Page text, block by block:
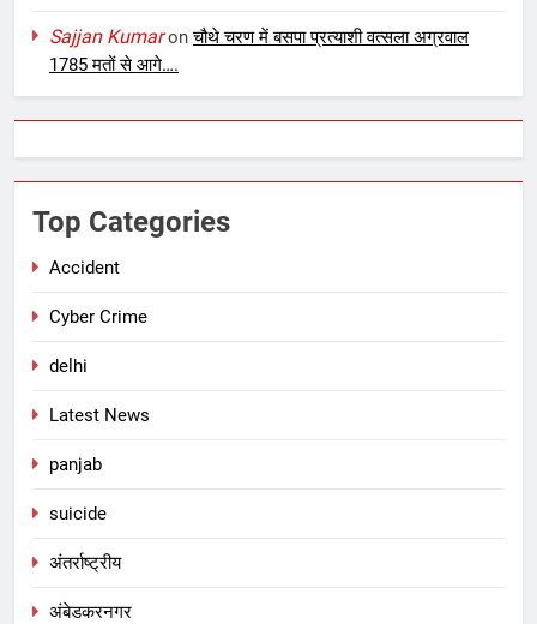
Sajjan Kumaronचौथे चरण में बसपा प्रत्याशी वत्सला अग्रवाल
1785 मतों से आगे….
Top Categories
Accident
Cyber Crime
delhi
Latest News
panjab
suicide
अंतर्राष्ट्रीय
अंबेडकरनगर